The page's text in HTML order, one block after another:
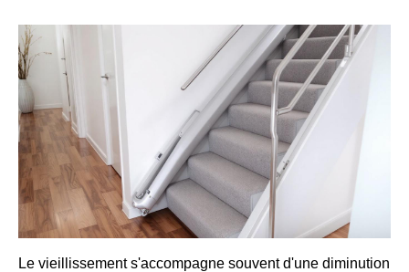
Le vieillissement s'accompagne souvent d'une diminution